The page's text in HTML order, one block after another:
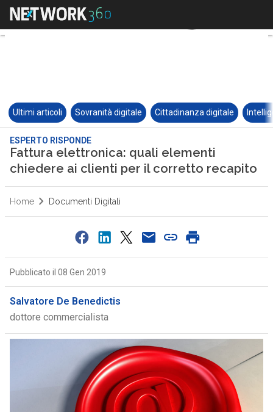
Ultimi articoli Sovranità digitale Cittadinanza digitale
ESPERTO RISPONDE
Fattura elettronica: quali elementi
chiedere ai clienti per il corretto recapito
Home Documenti Digitali
Pubblicato il 08 Gen 2019
Salvatore De Benedictis
dottore commercialista